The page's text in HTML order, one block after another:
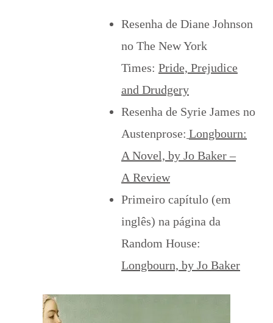
Resenha de Diane Johnson
no The New York
Times: Pride, Prejudice
and Drudgery
Resenha de Syrie James no
Austenprose: Longbourn:
A Novel, by Jo Baker –
A Review
Primeiro capítulo (em
inglês) na página da
Random House:
Longbourn, by Jo Baker